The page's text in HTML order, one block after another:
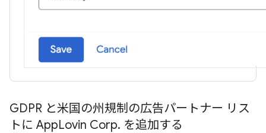
GDPR と米国の州規制の広告パートナー リス
トに AppLovin Corp. を追加する